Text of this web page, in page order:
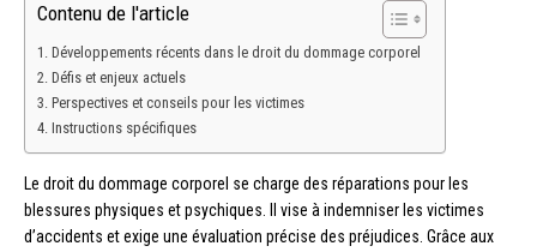
Contenu de l'article
Développements récents dans le droit du dommage corporel
Défis et enjeux actuels
Perspectives et conseils pour les victimes
Instructions spécifiques
Le droit du dommage corporel se charge des réparations pour les
blessures physiques et psychiques. Il vise à indemniser les victimes
d’accidents et exige une évaluation précise des préjudices. Grâce aux